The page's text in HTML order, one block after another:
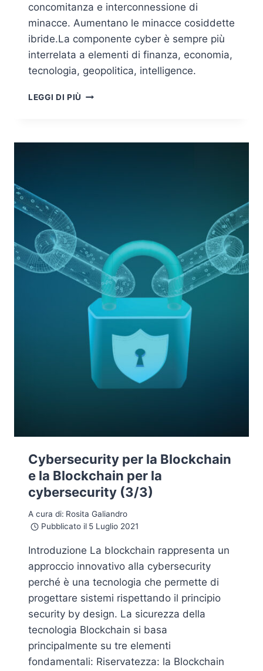
concomitanza e interconnessione di
minacce. Aumentano le minacce cosiddette
ibride.La componente cyber è sempre più
interrelata a elementi di finanza, economia,
tecnologia, geopolitica, intelligence.
LEGGI DI PIÙ INNOVAZIONE
NEL
Cybersecurity per la Blockchain
e la Blockchain per la
cybersecurity (3/3)
A cura di: Rosita Galiandro
Pubblicato il 5 Luglio 2021
Introduzione La blockchain rappresenta un
approccio innovativo alla cybersecurity
perché è una tecnologia che permette di
progettare sistemi rispettando il principio
security by design. La sicurezza della
tecnologia Blockchain si basa
principalmente su tre elementi
fondamentali: Riservatezza: la Blockchain